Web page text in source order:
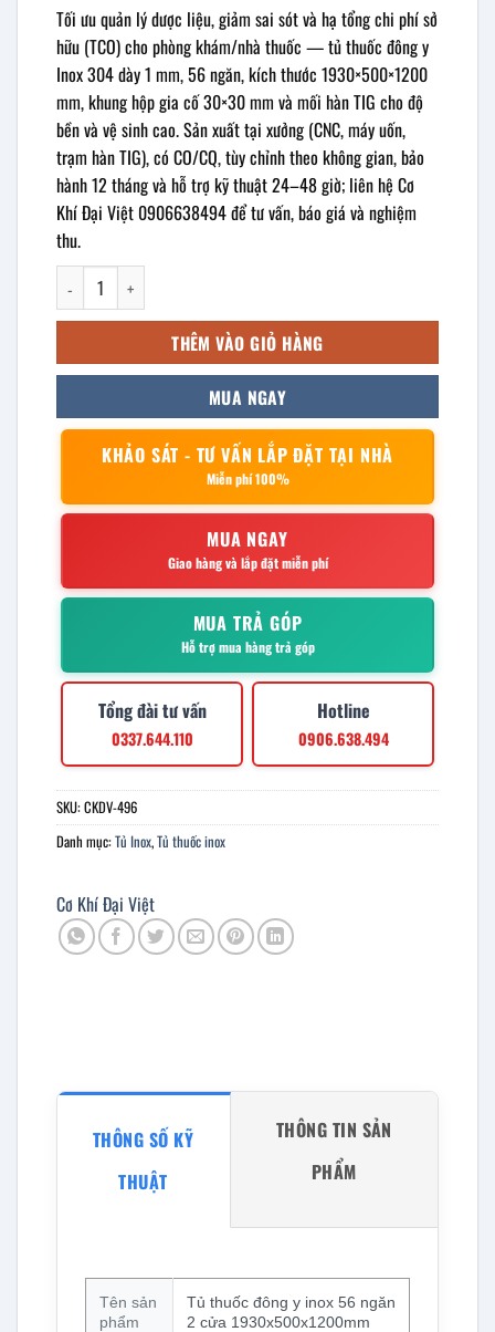
Tối ưu quản lý dược liệu, giảm sai sót và hạ tổng chi phí sở
hữu (TCO) cho phòng khám/nhà thuốc — tủ thuốc đông y
Inox 304 dày 1 mm, 56 ngăn, kích thước 1930×500×1200
mm, khung hộp gia cố 30×30 mm và mối hàn TIG cho độ
bền và vệ sinh cao. Sản xuất tại xưởng (CNC, máy uốn,
trạm hàn TIG), có CO/CQ, tùy chỉnh theo không gian, bảo
hành 12 tháng và hỗ trợ kỹ thuật 24–48 giờ; liên hệ Cơ
Khí Đại Việt 0906638494 để tư vấn, báo giá và nghiệm
thu.
Tủ thuốc đông y inox 56 ngăn 2 cửa 1930x500x1200mm số lượng
THÊM VÀO GIỎ HÀNG
MUA NGAY
KHẢO SÁT - TƯ VẤN LẮP ĐẶT TẠI NHÀ
Miễn phí 100%
MUA NGAY
Giao hàng và lắp đặt miễn phí
MUA TRẢ GÓP
Hỗ trợ mua hàng trả góp
Tổng đài tư vấn
0337.644.110
Hotline
0906.638.494
SKU:CKDV-496
Danh mục:Tủ Inox,Tủ thuốc inox
Cơ Khí Đại Việt
THÔNG SỐ KỸ
THUẬT
THÔNG TIN SẢN
PHẨM
Tên sản
phẩm
Tủ thuốc đông y inox 56 ngăn
2 cửa 1930x500x1200mm